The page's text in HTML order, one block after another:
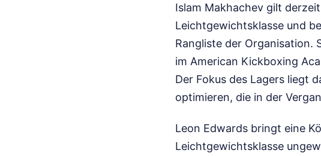
Islam Makhachev gilt
Leichtgewichtsklasse und
Rangliste der Organisation.
im American Kickboxing
Der Fokus des Lagers liegt
optimieren, die in der
Leon Edwards bringt eine
Leichtgewichtsklasse